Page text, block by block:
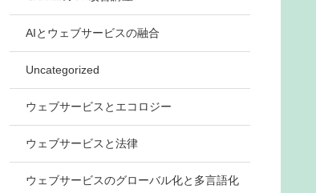
AIとウェブサービスの融合
Uncategorized
ウェブサービスとエコロジー
ウェブサービスと法律
ウェブサービスのグローバル化と多言語化